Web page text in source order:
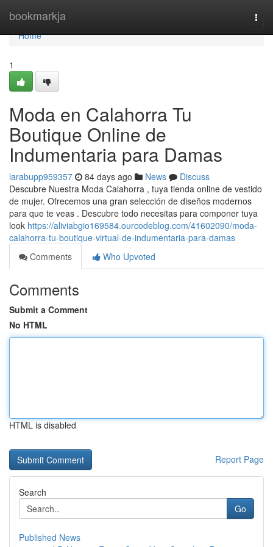
bookmarkja
Home
Home
1
Moda en Calahorra Tu
Boutique Online de
Indumentaria para Damas
larabupp959357 84 days ago News
Discuss
Descubre Nuestra Moda Calahorra , tuya tienda online de vestido
de mujer. Ofrecemos una gran selección de diseños modernos
para que te veas . Descubre todo necesitas para componer tuya
look https://aliviabgio169584.ourcodeblog.com/41602090/moda-
calahorra-tu-boutique-virtual-de-indumentaria-para-damas
Comments
Who Upvoted
Comments
Submit a Comment
No HTML
HTML is disabled
Report Page
Search
Go
Published News